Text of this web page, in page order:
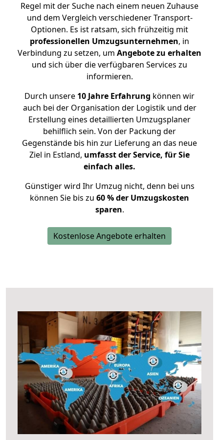
Regel mit der Suche nach einem neuen Zuhause
und dem Vergleich verschiedener Transport-
Optionen. Es ist ratsam, sich frühzeitig mit
professionellen Umzugsunternehmen, in
Verbindung zu setzen, um Angebote zu erhalten
und sich über die verfügbaren Services zu
informieren.
Durch unsere 10 Jahre Erfahrung können wir
auch bei der Organisation der Logistik und der
Erstellung eines detaillierten Umzugsplaner
behilflich sein. Von der Packung der
Gegenstände bis hin zur Lieferung an das neue
Ziel in Estland, umfasst der Service, für Sie
einfach alles.
Günstiger wird Ihr Umzug nicht, denn bei uns
können Sie bis zu 60 % der Umzugskosten
sparen.
Kostenlose Angebote erhalten